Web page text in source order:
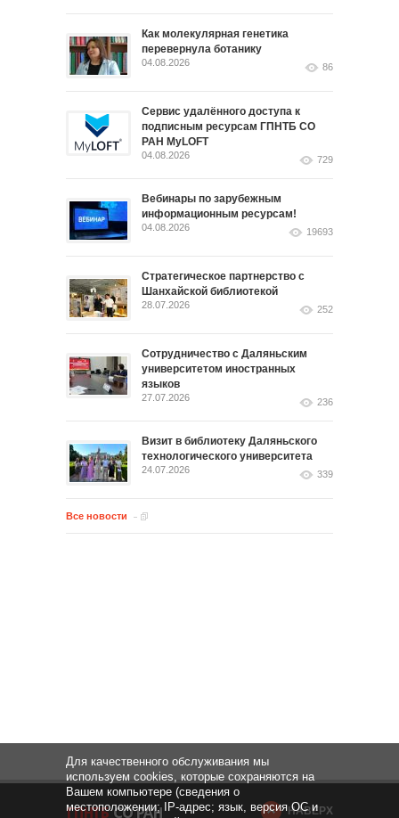
Как молекулярная генетика
перевернула ботанику
04.08.2026 86
Сервис удалённого доступа к
подписным ресурсам ГПНТБ СО
РАН MyLOFT
04.08.2026 729
Вебинары по зарубежным
информационным ресурсам!
04.08.2026 19693
Стратегическое партнерство с
Шанхайской библиотекой
28.07.2026 252
Сотрудничество с Даляньским
университетом иностранных
языков
27.07.2026 236
Визит в библиотеку Даляньского
технологического университета
24.07.2026 339
Все новости
НАВЕРХ
Для качественного обслуживания мы
используем cookies, которые сохраняются на
Вашем компьютере (сведения о
местоположении; IP-адрес; язык, версия ОС и